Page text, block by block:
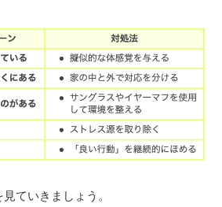
ていきましょう。